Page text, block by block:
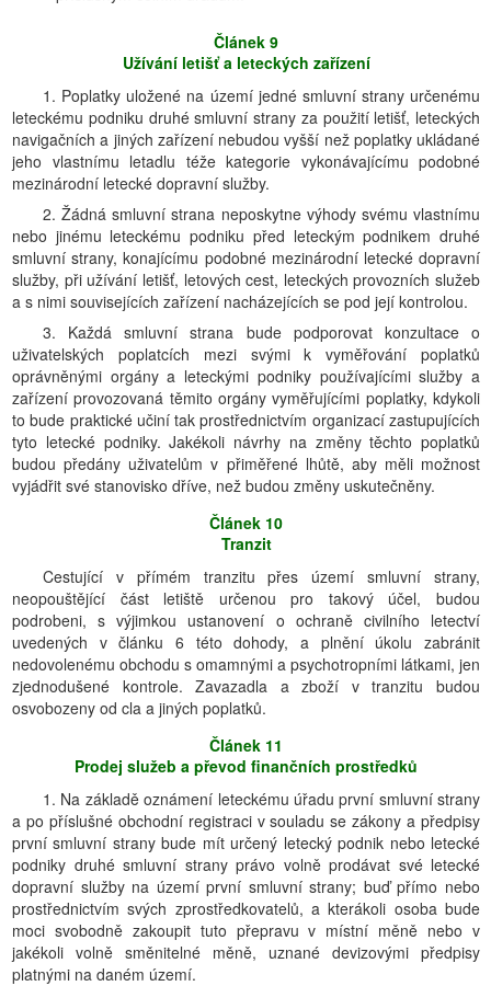
Článek 9
Užívání letišť a leteckých zařízení
1. Poplatky uložené na území jedné smluvní strany určenému
leteckému podniku druhé smluvní strany za použití letišť, leteckých
navigačních a jiných zařízení nebudou vyšší než poplatky ukládané
jeho vlastnímu letadlu téže kategorie vykonávajícímu podobné
mezinárodní letecké dopravní služby.
2. Žádná smluvní strana neposkytne výhody svému vlastnímu
nebo jinému leteckému podniku před leteckým podnikem druhé
smluvní strany, konajícímu podobné mezinárodní letecké dopravní
služby, při užívání letišť, letových cest, leteckých provozních služeb
a s nimi souvisejících zařízení nacházejících se pod její kontrolou.
3. Každá smluvní strana bude podporovat konzultace o
uživatelských poplatcích mezi svými k vyměřování poplatků
oprávněnými orgány a leteckými podniky používajícími služby a
zařízení provozovaná těmito orgány vyměřujícími poplatky, kdykoli
to bude praktické učiní tak prostřednictvím organizací zastupujících
tyto letecké podniky. Jakékoli návrhy na změny těchto poplatků
budou předány uživatelům v přiměřené lhůtě, aby měli možnost
vyjádřit své stanovisko dříve, než budou změny uskutečněny.
Článek 10
Tranzit
Cestující v přímém tranzitu přes území smluvní strany,
neopouštějící část letiště určenou pro takový účel, budou
podrobeni, s výjimkou ustanovení o ochraně civilního letectví
uvedených v článku 6 této dohody, a plnění úkolu zabránit
nedovolenému obchodu s omamnými a psychotropními látkami, jen
zjednodušené kontrole. Zavazadla a zboží v tranzitu budou
osvobozeny od cla a jiných poplatků.
Článek 11
Prodej služeb a převod finančních prostředků
1. Na základě oznámení leteckému úřadu první smluvní strany
a po příslušné obchodní registraci v souladu se zákony a předpisy
první smluvní strany bude mít určený letecký podnik nebo letecké
podniky druhé smluvní strany právo volně prodávat své letecké
dopravní služby na území první smluvní strany; buď přímo nebo
prostřednictvím svých zprostředkovatelů, a kterákoli osoba bude
moci svobodně zakoupit tuto přepravu v místní měně nebo v
jakékoli volně směnitelné měně, uznané devizovými předpisy
platnými na daném území.